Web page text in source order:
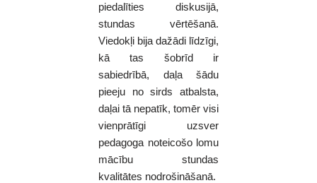
piedalīties diskusijā,
stundas vērtēšanā.
Viedokļi bija dažādi līdzīgi,
kā tas šobrīd ir
sabiedrībā, daļa šādu
pieeju no sirds atbalsta,
daļai tā nepatīk, tomēr visi
vienprātīgi uzsver
pedagoga noteicošo lomu
mācību stundas
kvalitātes nodrošināšanā.